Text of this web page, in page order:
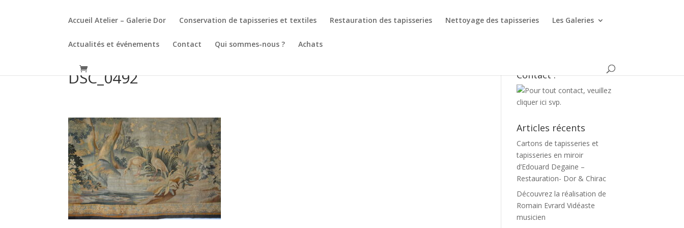
Accueil Atelier – Galerie Dor Conservation de tapisseries et textiles Restauration des tapisseries Nettoyage des tapisseries Les Galeries
Actualités et événements Contact Qui sommes-nous ? Achats
DSC_0492 Contact :
Articles récents
Cartons de tapisseries et
tapisseries en miroir
d’Edouard Degaine –
Restauration- Dor & Chirac
Découvrez la réalisation de
Romain Evrard Vidéaste
musicien